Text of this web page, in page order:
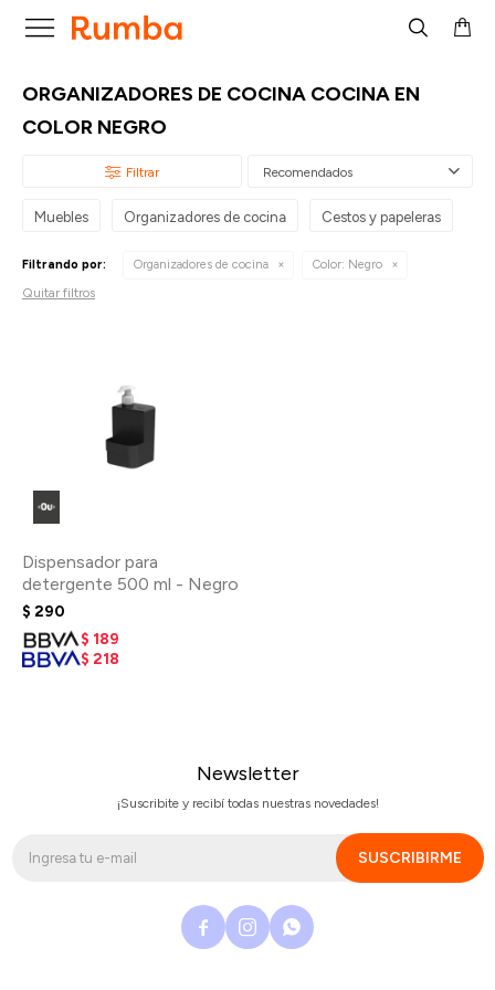

ORGANIZADORES DE COCINA COCINA EN
COLOR NEGRO
Recomendados
Muebles Organizadores de cocina Cestos y papeleras
Filtrando por: Organizadores de cocina Color: Negro
Quitar filtros
Dispensador para
detergente 500 ml - Negro
$ 290
$ 189
$ 218
Newsletter
¡Suscribite y recibí todas nuestras novedades!
SUSCRIBIRME
  